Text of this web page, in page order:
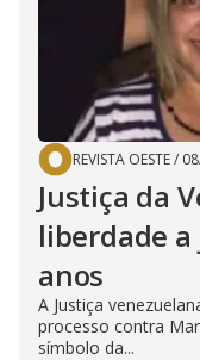
REVISTA OESTE/
Justiça da
liberdade
anos
A Justiça
processo contra
símbolo da...